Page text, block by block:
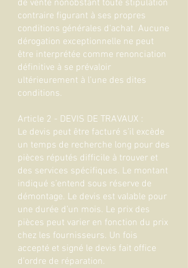
de vente nonobstant toute stipulation
contraire figurant à ses propres
conditions générales d'achat. Aucune
dérogation exceptionnelle ne peut
être interprétée comme renonciation
définitive à se prévaloir
ultérieurement à l'une des dites
conditions.
Article 2 - DEVIS DE TRAVAUX :
Le devis peut être facturé s’il excède
un temps de recherche long pour des
pièces réputés difficile à trouver et
des services spécifiques. Le montant
indiqué s’entend sous réserve de
démontage. Le devis est valable pour
une durée d’un mois. Le prix des
pièces peut varier en fonction du prix
chez les fournisseurs. Un fois
accepté et signé le devis fait office
d’ordre de réparation.